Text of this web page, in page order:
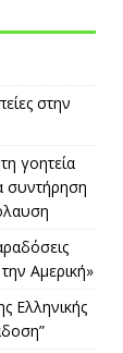
στην
γοητεία
συντήρηση
Αμερική»
Ελληνικής